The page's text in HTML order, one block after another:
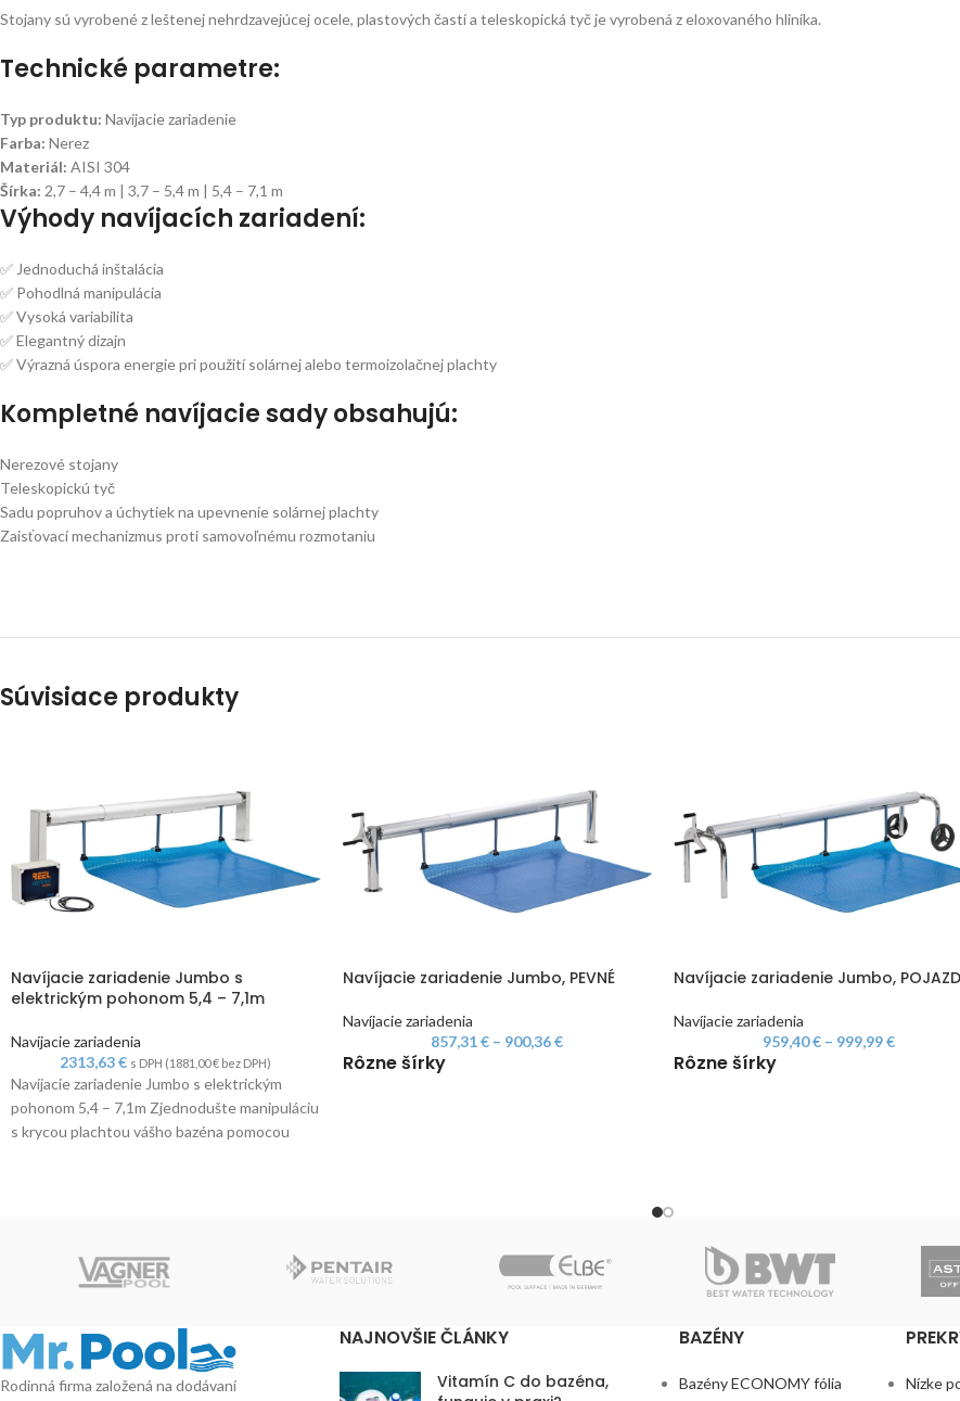
Stojany sú vyrobené z leštenej nehrdzavejúcej ocele, plastových častí a teleskopická tyč je vyrobená z eloxovaného hliníka.
Technické parametre:
Typ produktu: Navíjacie zariadenie
Farba: Nerez
Materiál: AISI 304
Šírka: 2,7 – 4,4 m | 3,7 – 5,4 m | 5,4 – 7,1 m
Výhody navíjacích zariadení:
✅ Jednoduchá inštalácia
✅ Pohodlná manipulácia
✅ Vysoká variabilita
✅ Elegantný dizajn
✅ Výrazná úspora energie pri použití solárnej alebo termoizolačnej plachty
Kompletné navíjacie sady obsahujú:
Nerezové stojany
Teleskopickú tyč
Sadu popruhov a úchytiek na upevnenie solárnej plachty
Zaisťovací mechanizmus proti samovoľnému rozmotaniu
Súvisiace produkty
Navíjacie zariadenie Jumbo s
elektrickým pohonom 5,4 – 7,1m
Navíjacie zariadenia
2313,63€ s DPH (1881,00€ bez DPH)
Navíjacie zariadenie Jumbo s elektrickým
pohonom 5,4 – 7,1m Zjednodušte manipuláciu
s krycou plachtou vášho bazéna pomocou
Navíjacie zariadenie Jumbo, PEVNÉ
Navíjacie zariadenia
857,31€ – 900,36€
Rôzne šírky
Navíjacie zariadenie Jumbo,
Navíjacie zariadenia
959,40€ – 999,99€
Rôzne šírky
Rodinná firma založená na dodávaní
NAJNOVŠIE ČLÁNKY
Vitamín C do bazéna,
BAZÉNY
Bazény ECONOMY fólia
Nízke